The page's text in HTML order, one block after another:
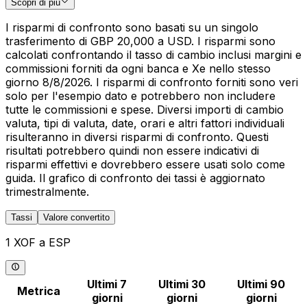
Scopri di più
I risparmi di confronto sono basati su un singolo
trasferimento di GBP 20,000 a USD. I risparmi sono
calcolati confrontando il tasso di cambio inclusi margini e
commissioni forniti da ogni banca e Xe nello stesso
giorno 8/8/2026. I risparmi di confronto forniti sono veri
solo per l'esempio dato e potrebbero non includere
tutte le commissioni e spese. Diversi importi di cambio
valuta, tipi di valuta, date, orari e altri fattori individuali
risulteranno in diversi risparmi di confronto. Questi
risultati potrebbero quindi non essere indicativi di
risparmi effettivi e dovrebbero essere usati solo come
guida. Il grafico di confronto dei tassi è aggiornato
trimestralmente.
Tassi Valore convertito
1 XOF a ESP
Metrica
Ultimi 7
giorni
Ultimi 30
giorni
Ultimi 90
giorni